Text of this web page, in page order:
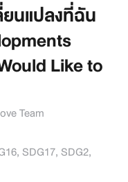
นแปลงที่ฉัน
Like to
Team
, SDG17, SDG2,